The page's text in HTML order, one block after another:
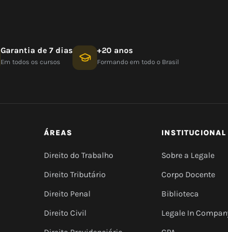
Garantia de 7 dias
Em todos os cursos
+20 anos
Formando em todo o Brasil
ÁREAS
Direito do Trabalho
Direito Tributário
Direito Penal
Direito Civil
INSTITUCIONAL
Sobre a Legale
Corpo Docente
Biblioteca
Legale In